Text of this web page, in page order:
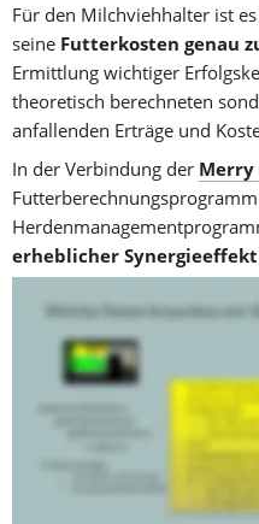
Für den Milchviehhalter ist
seine Futterkosten genau
Ermittlung wichtiger
theoretisch berechneten
anfallenden Erträge und
In der Verbindung der Merry
erheblicher Synergieeffekt
Dabei muss das Ziel ein
(Technikkopplung) zwischen
Wiegecomputer am
dem
von FutterR hinterlegten
ständig wechselnden
angepasst werden.